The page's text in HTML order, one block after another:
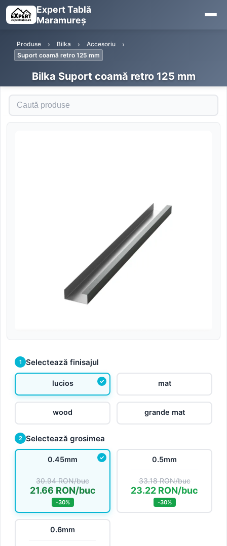
Expert Tablă
Maramureș
Produse Bilka
Accesoriu
Suport coamă retro 125 mm
Bilka Suport coamă retro 125 mm
Caută produse
1 Selectează finisajul
lucios mat
wood grande mat
2 Selectează grosimea
0.45mm
30.94 RON/buc
21.66 RON/buc
-30%
0.5mm
33.18 RON/buc
23.22 RON/buc
-30%
0.6mm